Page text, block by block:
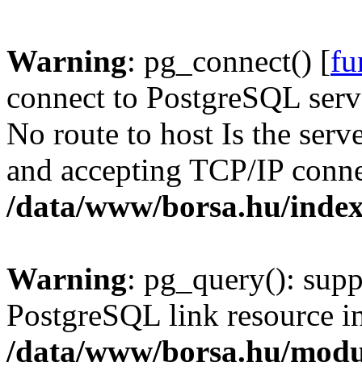
Warning: pg_connect() [
connect to PostgreSQL
No route to host Is the
and accepting TCP/IP
/data/www/borsa.hu/
Warning: pg_query():
PostgreSQL link resource
/data/www/borsa.hu/